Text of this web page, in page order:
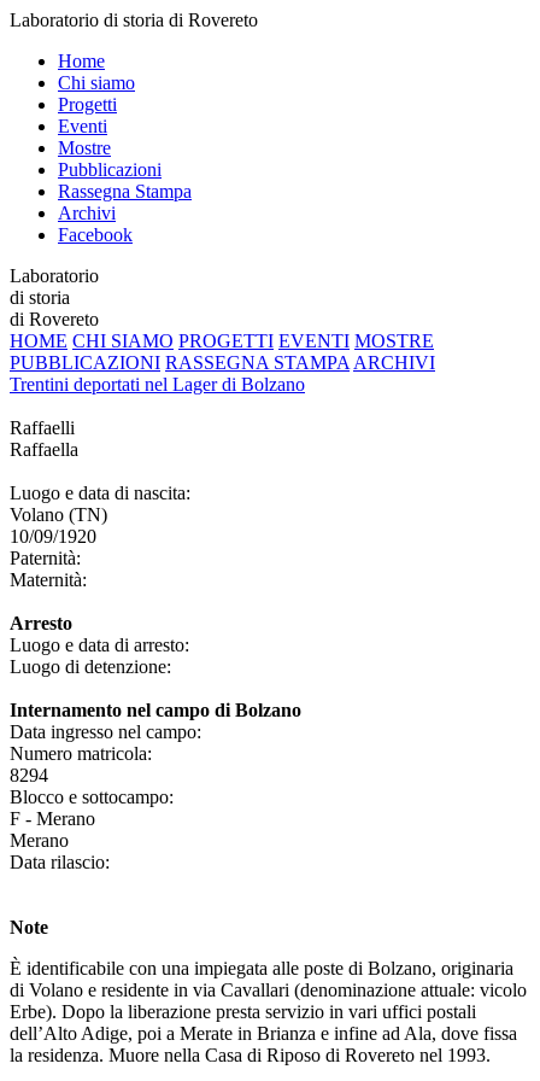
Laboratorio di storia di Rovereto
Home
Chi siamo
Progetti
Eventi
Mostre
Pubblicazioni
Rassegna Stampa
Archivi
Facebook
Laboratorio
di storia
di Rovereto
HOME CHI SIAMO PROGETTI EVENTI MOSTRE
PUBBLICAZIONI RASSEGNA STAMPA ARCHIVI
Trentini deportati nel Lager di Bolzano
Raffaelli
Raffaella
Luogo e data di nascita:
Volano (TN)
10/09/1920
Paternità:
Maternità:
Arresto
Luogo e data di arresto:
Luogo di detenzione:
Internamento nel campo di Bolzano
Data ingresso nel campo:
Numero matricola:
8294
Blocco e sottocampo:
F - Merano
Merano
Data rilascio:
Note
È identificabile con una impiegata alle poste di Bolzano, originaria
di Volano e residente in via Cavallari (denominazione attuale: vicolo
Erbe). Dopo la liberazione presta servizio in vari uffici postali
dell’Alto Adige, poi a Merate in Brianza e infine ad Ala, dove fissa
la residenza. Muore nella Casa di Riposo di Rovereto nel 1993.